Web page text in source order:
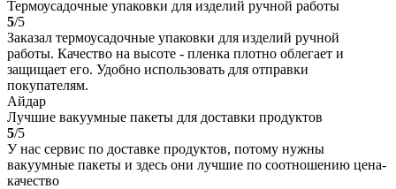
Термоусадочные упаковки для изделий ручной работы
5/5
Заказал термоусадочные упаковки для изделий ручной
работы. Качество на высоте - пленка плотно облегает и
защищает его. Удобно использовать для отправки
покупателям.
Айдар
Лучшие вакуумные пакеты для доставки продуктов
5/5
У нас сервис по доставке продуктов, потому нужны
вакуумные пакеты и здесь они лучшие по соотношению цена-
качество